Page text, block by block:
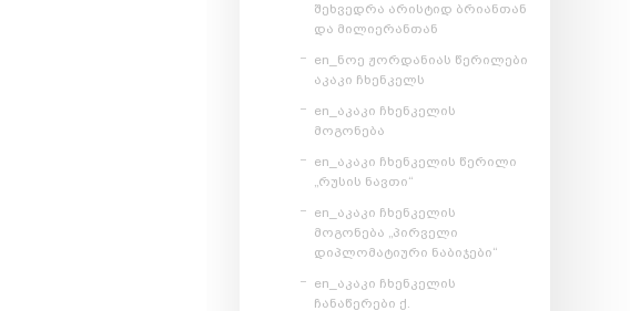
შეხვედრა არისტიდ ბრიანთან
და მილიერანთან
en_ნოე ჟორდანიას წერილები
აკაკი ჩხენკელს
en_აკაკი ჩხენკელის
მოგონება
en_აკაკი ჩხენკელის წერილი
„რუსის ნავთი“
en_აკაკი ჩხენკელის
მოგონება „პირველი
დიპლომატიური ნაბიჯები“
en_აკაკი ჩხენკელის
ჩანაწერები ქ.